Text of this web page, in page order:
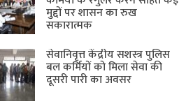
मुद्दों पर शासन का रुख
सकारात्मक
सेवानिवृत्त केंद्रीय सशस्त्र पुलिस
बल ​कर्मियों को मिला सेवा की
दूसरी पारी का अवसर